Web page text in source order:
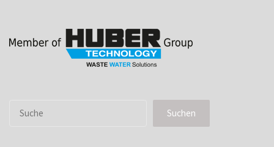
Suchen Suchen